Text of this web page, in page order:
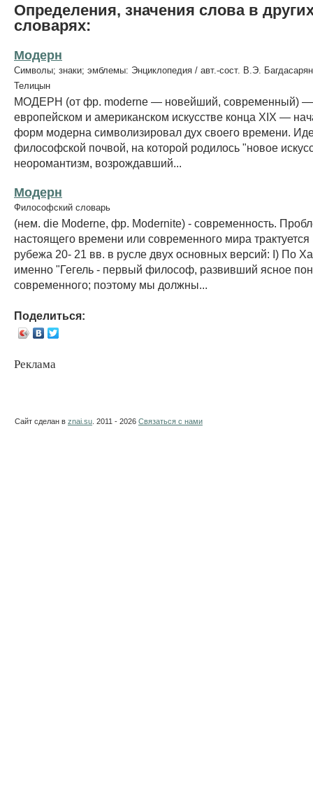
Определения, значения слова в
словарях:
Модерн
Символы; знаки; эмблемы: Энциклопедия / авт.-сост. В.Э.
Телицын
МОДЕРН (от фр. moderne — новейший, современный) —
европейском и американском искусстве конца XIX —
форм модерна символизировал дух своего времени.
философской почвой, на которой родилось "новое
неоромантизм, возрождавший...
Модерн
Философский словарь
(нем. die Moderne, фр. Modernite) - современность.
настоящего времени или современного мира
рубежа 20- 21 вв. в русле двух основных версий: I) По
именно "Гегель - первый философ, развивший ясное
современного; поэтому мы должны...
Поделиться:
Реклама
Сайт сделан в znai.su . 2011 - 2026 Связаться с нами